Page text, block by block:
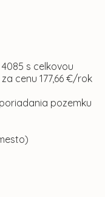
s celkovou
cenu 177,66 €/rok
pozemku